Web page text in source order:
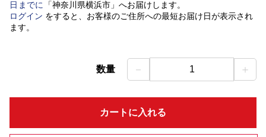
日 までに 「神奈川県横浜市」 へお届けします。
ログイン をすると、お客様のご住所への最短お届け日が表示され
ます。
数量 － 1 ＋
カートに入れる